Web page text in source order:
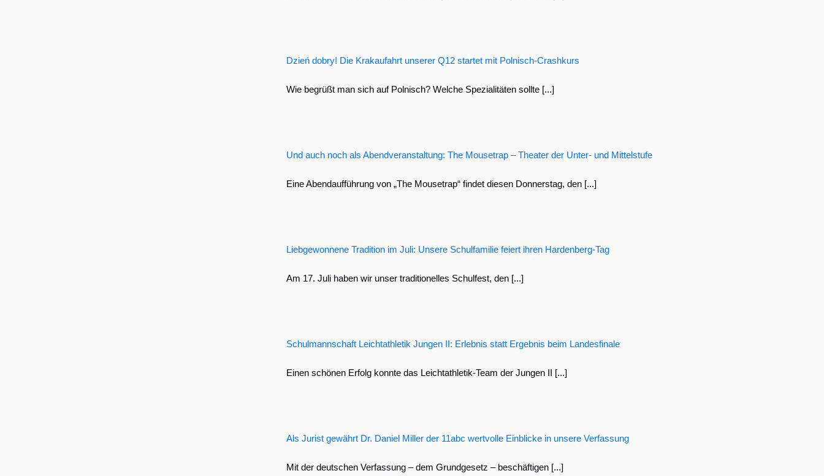
Dzień dobry! Die Krakaufahrt unserer Q12 startet mit Polnisch-Crashkurs
Wie begrüßt man sich auf Polnisch? Welche Spezialitäten sollte [...]
Und auch noch als Abendveranstaltung: The Mousetrap – Theater der Unter- und Mittelstufe
Eine Abendaufführung von „The Mousetrap“ findet diesen Donnerstag, den [...]
Liebgewonnene Tradition im Juli: Unsere Schulfamilie feiert ihren Hardenberg-Tag
Am 17. Juli haben wir unser traditionelles Schulfest, den [...]
Schulmannschaft Leichtathletik Jungen II: Erlebnis statt Ergebnis beim Landesfinale
Einen schönen Erfolg konnte das Leichtathletik-Team der Jungen II [...]
Als Jurist gewährt Dr. Daniel Miller der 11abc wertvolle Einblicke in unsere Verfassung
Mit der deutschen Verfassung – dem Grundgesetz – beschäftigen [...]